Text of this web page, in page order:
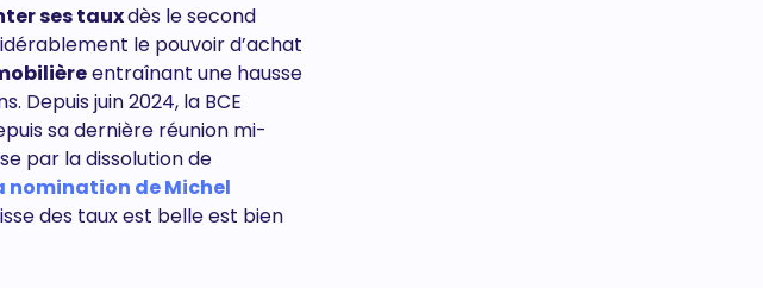
ses tauxdès le second
le pouvoir d’achat
entraînant une hausse
Depuis juin 2024, la BCE
sa dernière réunion mi-
par la dissolution de
nomination de Michel
des taux est belle est bien